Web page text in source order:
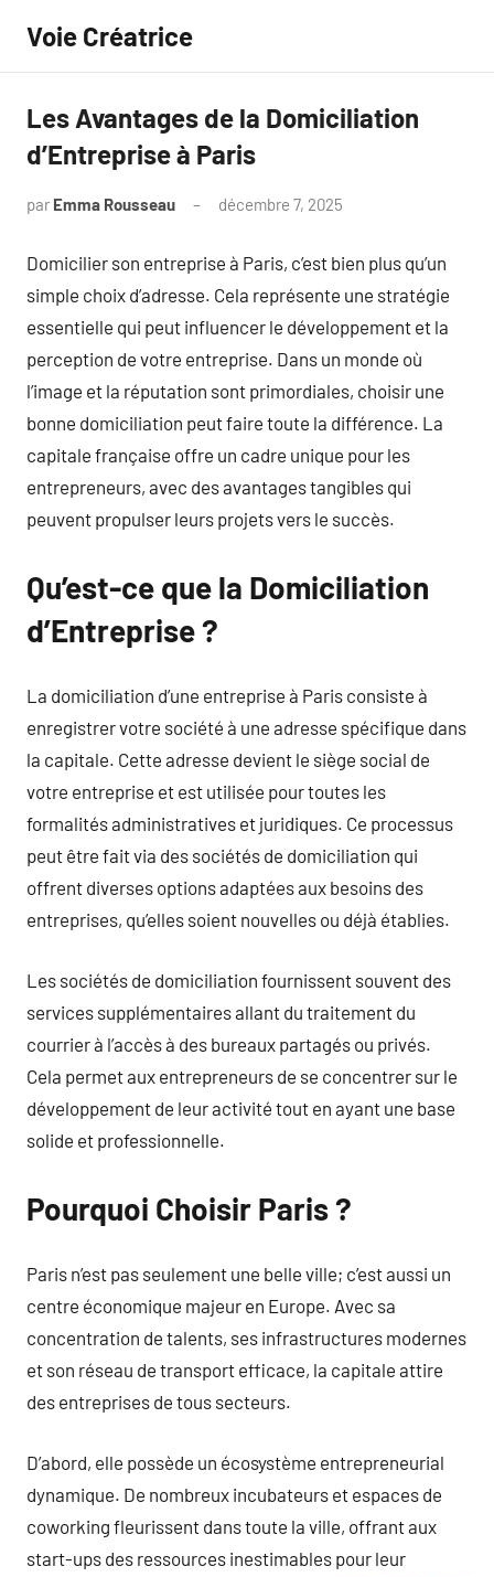
contenu
Voie Créatrice
Les Avantages de la Domiciliation
d’Entreprise à Paris
par Emma Rousseau décembre 7, 2025
Domicilier son entreprise à Paris, c’est bien plus qu’un
simple choix d’adresse. Cela représente une stratégie
essentielle qui peut influencer le développement et la
perception de votre entreprise. Dans un monde où
l’image et la réputation sont primordiales, choisir une
bonne domiciliation peut faire toute la différence. La
capitale française offre un cadre unique pour les
entrepreneurs, avec des avantages tangibles qui
peuvent propulser leurs projets vers le succès.
Qu’est-ce que la Domiciliation
d’Entreprise ?
La domiciliation d’une entreprise à Paris consiste à
enregistrer votre société à une adresse spécifique dans
la capitale. Cette adresse devient le siège social de
votre entreprise et est utilisée pour toutes les
formalités administratives et juridiques. Ce processus
peut être fait via des sociétés de domiciliation qui
offrent diverses options adaptées aux besoins des
entreprises, qu’elles soient nouvelles ou déjà établies.
Les sociétés de domiciliation fournissent souvent des
services supplémentaires allant du traitement du
courrier à l’accès à des bureaux partagés ou privés.
Cela permet aux entrepreneurs de se concentrer sur le
développement de leur activité tout en ayant une base
solide et professionnelle.
Pourquoi Choisir Paris ?
Paris n’est pas seulement une belle ville; c’est aussi un
centre économique majeur en Europe. Avec sa
concentration de talents, ses infrastructures modernes
et son réseau de transport efficace, la capitale attire
des entreprises de tous secteurs.
D’abord, elle possède un écosystème entrepreneurial
dynamique. De nombreux incubateurs et espaces de
coworking fleurissent dans toute la ville, offrant aux
start-ups des ressources inestimables pour leur